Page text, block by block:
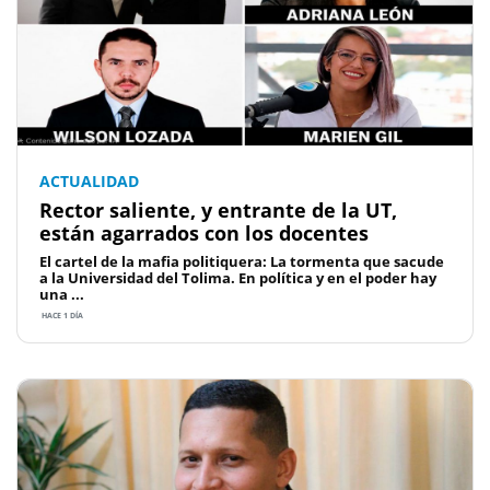
ACTUALIDAD
Rector saliente, y entrante de la UT,
están agarrados con los docentes
El cartel de la mafia politiquera: La tormenta que sacude
a la Universidad del Tolima. En política y en el poder hay
una ...
HACE 1 DÍA